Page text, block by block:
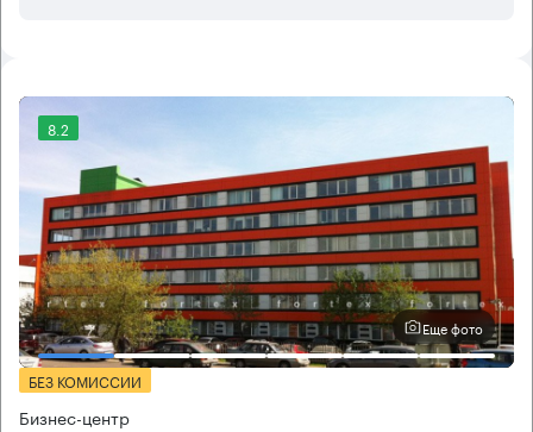
8.2
Еще фото
БЕЗ КОМИССИИ
Бизнес-центр